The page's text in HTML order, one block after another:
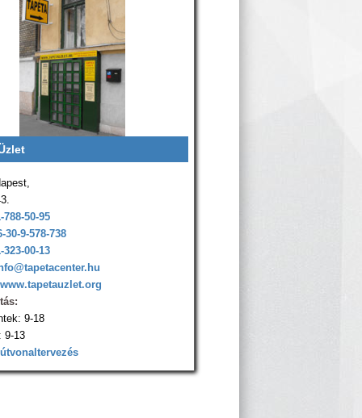
788-50-95
30-9-578-738
323-00-13
9-18
9-13